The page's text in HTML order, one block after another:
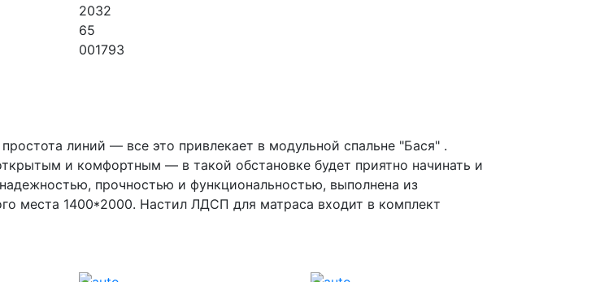
2032
65
001793
линий — все это привлекает в модульной спальне "Бася" .
и комфортным — в такой обстановке будет приятно начинать и
прочностью и функциональностью, выполнена из
места 1400*2000. Настил ЛДСП для матраса входит в комплект